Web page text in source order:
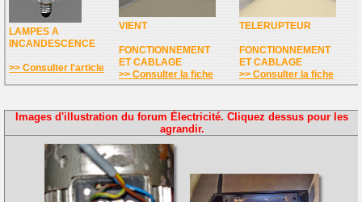
LAMPES A
INCANDESCENCE
>> Consulter l'article
VIENT
FONCTIONNEMENT
ET CABLAGE
>> Consulter la fiche
TELERUPTEUR
FONCTIONNEMENT
ET CABLAGE
>> Consulter la fiche
Images d'illustration du forum Électricité. Cliquez dessus pour les
agrandir.